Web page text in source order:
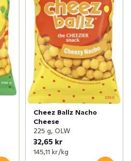
Cheez Ballz Nacho
Cheese
225 g, OLW
32,65 kr
145,11 kr /kg